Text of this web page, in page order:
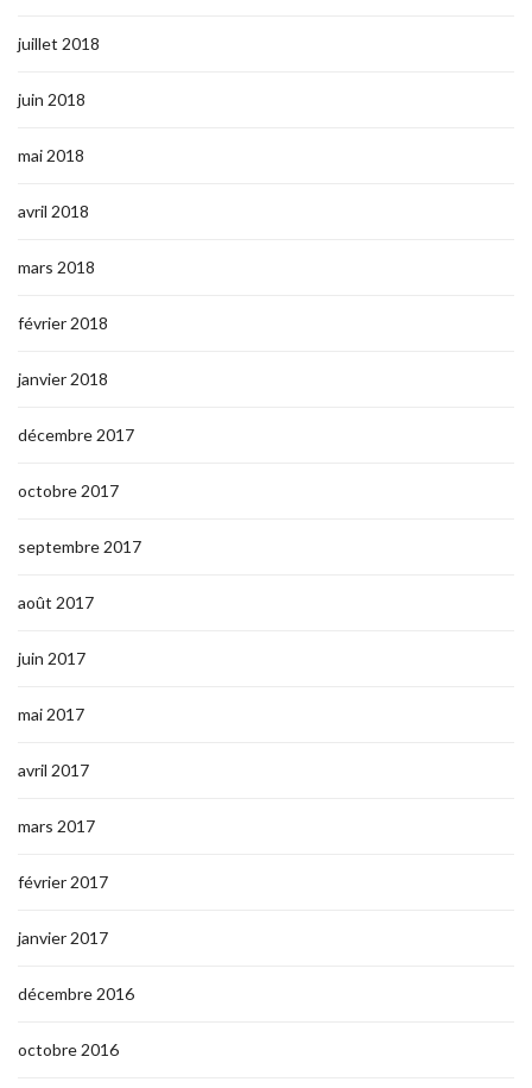
juillet 2018
juin 2018
mai 2018
avril 2018
mars 2018
février 2018
janvier 2018
décembre 2017
octobre 2017
septembre 2017
août 2017
juin 2017
mai 2017
avril 2017
mars 2017
février 2017
janvier 2017
décembre 2016
octobre 2016